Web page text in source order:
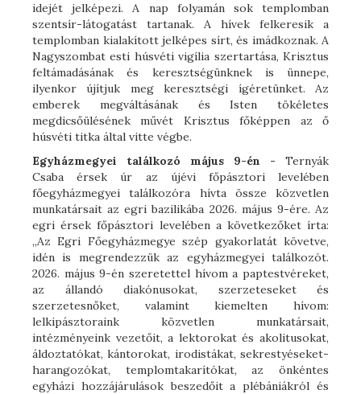
idejét jelképezi. A nap folyamán sok templomban
szentsír-látogatást tartanak. A hívek felkeresik a
templomban kialakított jelképes sírt, és imádkoznak. A
Nagyszombat esti húsvéti vigília szertartása, Krisztus
feltámadásának és keresztségünknek is ünnepe,
ilyenkor újítjuk meg keresztségi ígéretünket. Az
emberek megváltásának és Isten tökéletes
megdicsőülésének művét Krisztus főképpen az ő
húsvéti titka által vitte végbe.
Egyházmegyei találkozó május 9-én - Ternyák
Csaba érsek úr az újévi főpásztori levelében
főegyházmegyei találkozóra hívta össze közvetlen
munkatársait az egri bazilikába 2026. május 9-ére. Az
egri érsek főpásztori levelében a következőket írta:
„Az Egri Főegyházmegye szép gyakorlatát követve,
idén is megrendezzük az egyházmegyei találkozót.
2026. május 9-én szeretettel hívom a paptestvéreket,
az állandó diakónusokat, szerzeteseket és
szerzetesnőket, valamint kiemelten hívom:
lelkipásztoraink közvetlen munkatársait,
intézményeink vezetőit, a lektorokat és akolitusokat,
áldoztatókat, kántorokat, irodistákat, sekrestyéseket-
harangozókat, templomtakarítókat, az önkéntes
egyházi hozzájárulások beszedőit a plébániákról és